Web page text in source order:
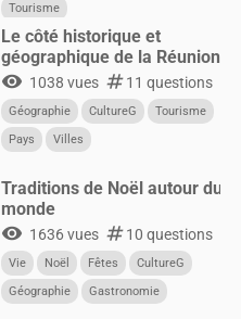
Tourisme
Le côté historique et
géographique de la Réunion
visibility 1038 vues numbers11 questions
Géographie CultureG
Tourisme
Pays
Villes
Traditions de Noël autour du
monde
visibility 1636 vues numbers10 questions
Vie Noël Fêtes
CultureG
Géographie
Gastronomie